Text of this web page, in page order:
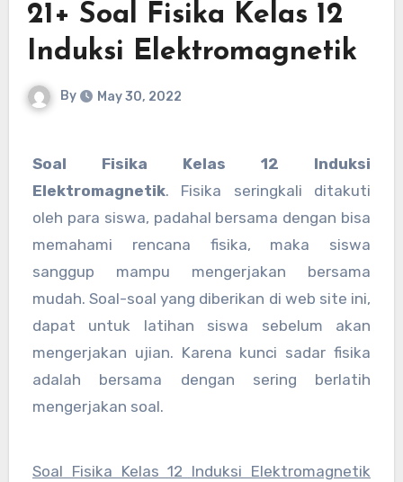
21+ Soal Fisika Kelas 12
Induksi Elektromagnetik
By May 30, 2022
Soal Fisika Kelas 12 Induksi
Elektromagnetik. Fisika seringkali ditakuti
oleh para siswa, padahal bersama dengan bisa
memahami rencana fisika, maka siswa
sanggup mampu mengerjakan bersama
mudah. Soal-soal yang diberikan di web site ini,
dapat untuk latihan siswa sebelum akan
mengerjakan ujian. Karena kunci sadar fisika
adalah bersama dengan sering berlatih
mengerjakan soal.
Soal Fisika Kelas 12 Induksi Elektromagnetik